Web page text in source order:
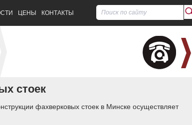
ЦЕНЫ КОНТАКТЫ
стоек
фахверковых стоек в Минске осуществляет